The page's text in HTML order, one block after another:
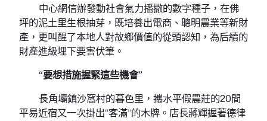
中心網信辦發動社會氣力播撒的數字種子，在佛
坪的泥土里生根抽芽，既培養出電商、聰明農業等新財
產，更叫醒了本地人對故鄉價值的從頭認知，為后續的
財產進級埋下要害伏筆。
“要想措施握緊這些機會”
長角壩鎮沙窩村的暮色里，攜水平假農莊的20間
平易近宿又一次掛出“客滿”的木牌。店長蔣輝握著德律